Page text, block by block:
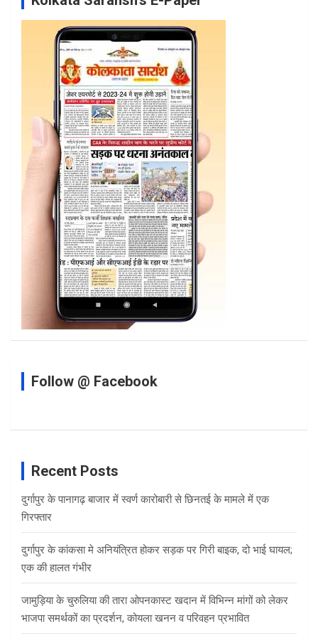
Follow @ Facebook
Recent Posts
दुर्गापुर के पानागढ़ बाजार में स्वर्ण कारोबारी से छिनतई के मामले में एक
गिरफ्तार
दुर्गापुर के कांकसा मे अनियंत्रित होकर सड़क पर गिरी बाइक, दो भाई घायल;
एक की हालत गंभीर
जामुड़िया के चुरुलिया की तारा ओपनकास्ट खदान में विभिन्न मांगों को लेकर
भाजपा समर्थकों का प्रदर्शन, कोयला खनन व परिवहन प्रभावित